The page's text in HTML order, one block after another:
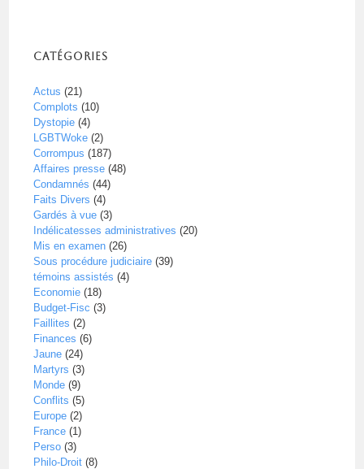
Catégories
Actus (21)
Complots (10)
Dystopie (4)
LGBTWoke (2)
Corrompus (187)
Affaires presse (48)
Condamnés (44)
Faits Divers (4)
Gardés à vue (3)
Indélicatesses administratives (20)
Mis en examen (26)
Sous procédure judiciaire (39)
témoins assistés (4)
Economie (18)
Budget-Fisc (3)
Faillites (2)
Finances (6)
Jaune (24)
Martyrs (3)
Monde (9)
Conflits (5)
Europe (2)
France (1)
Perso (3)
Philo-Droit (8)